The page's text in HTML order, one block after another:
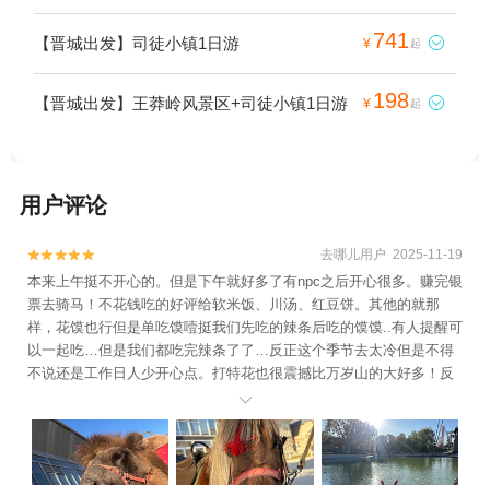
【晋城出发】司徒小镇1日游 ¥ 741 起 
【晋城出发】王莽岭风景区+司徒小镇1日游 ¥ 198起 
用户评论

 去哪儿用户 2025-11-19
本来上午挺不开心的。但是下午就好多了有npc之后开心很多。赚完银
票去骑马！不花钱吃的好评给软米饭、川汤、红豆饼。其他的就那
样，花馍也行但是单吃馍噎挺我们先吃的辣条后吃的馍馍..有人提醒可
以一起吃…但是我们都吃完辣条了了…反正这个季节去太冷但是不得
不说还是工作日人少开心点。打特花也很震撼比万岁山的大好多！反
正下午的快乐是景区npc给的哈哈而且赚银票骑马游船非常不错👍这种
模式可以。下次还去。建议游玩时间从十一点开始。上午因为人少所
以就那样。景区好像还要在开发很多地方。所以下次还去。看新的场
地什么样。免费吃东西和赚银票骑马的方式非常不错👍
